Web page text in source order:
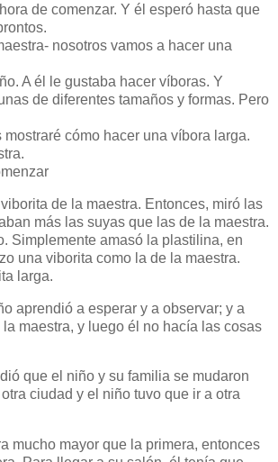
de comenzar. Y él esperó hasta que
nosotros vamos a hacer una
A él le gustaba hacer víboras. Y
de diferentes tamaños y formas. Pero
mostraré cómo hacer una víbora larga.
de la maestra. Entonces, miró las
más las suyas que las de la maestra.
Simplemente amasó la plastilina, en
una viborita como la de la maestra.
larga.
aprendió a esperar y a observar; y a
la maestra, y luego él no hacía las cosas
que el niño y su familia se mudaron
ciudad y el niño tuvo que ir a otra
mucho mayor que la primera, entonces